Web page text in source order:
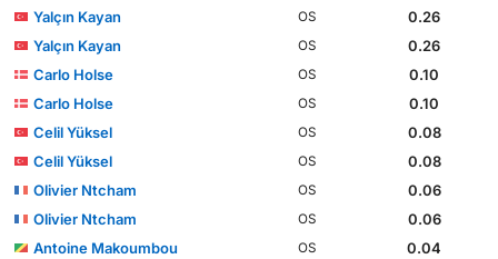
Yalçın Kayan
OS
0.26
Yalçın Kayan
OS
0.26
Carlo Holse
OS
0.10
Carlo Holse
OS
0.10
Celil Yüksel
OS
0.08
Celil Yüksel
OS
0.08
Olivier Ntcham
OS
0.06
Olivier Ntcham
OS
0.06
Antoine Makoumbou
OS
0.04